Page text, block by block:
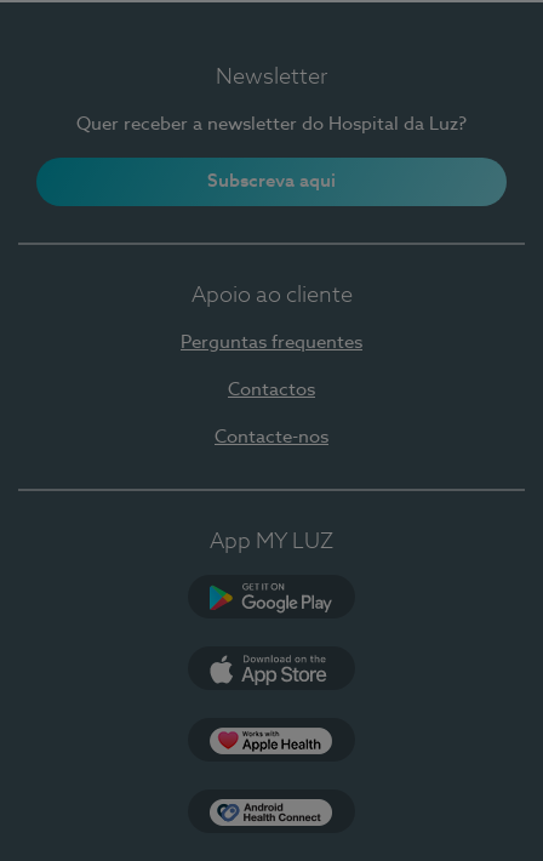
Newsletter
Quer receber a newsletter do Hospital da Luz?
Subscreva aqui
Apoio ao cliente
Perguntas frequentes
Contactos
Contacte-nos
App MY LUZ